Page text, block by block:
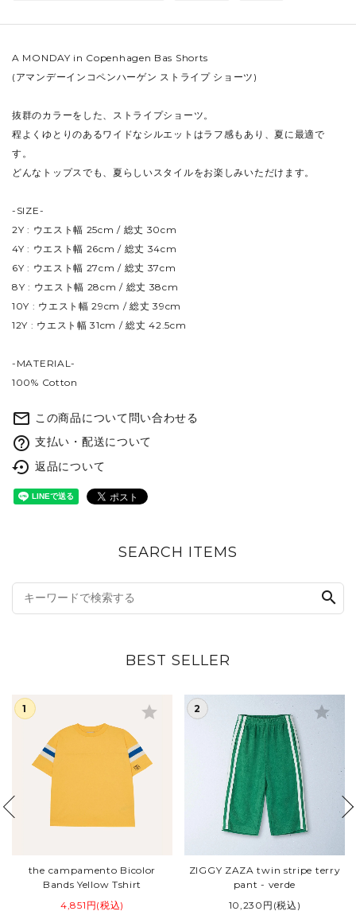
A MONDAY in Copenhagen Bas Shorts
(アマンデーインコペンハーゲン ストライプ ショーツ)
抜群のカラーをした、ストライプショーツ。
程よくゆとりのあるワイドなシルエットはラフ感もあり、夏に最適で
す。
どんなトップスでも、夏らしいスタイルをお楽しみいただけます。
-SIZE-
2Y : ウエスト幅 25cm / 総丈 30cm
4Y : ウエスト幅 26cm / 総丈 34cm
6Y : ウエスト幅 27cm / 総丈 37cm
8Y : ウエスト幅 28cm / 総丈 38cm
10Y : ウエスト幅 29cm / 総丈 39cm
12Y : ウエスト幅 31cm / 総丈 42.5cm
-MATERIAL-
100% Cotton
mail_outline この商品について問い合わせる
help_outline 支払い・配送について
settings_backup_restore 返品について
SEARCH ITEMS
search
BEST SELLER
the campamento Bicolor
Bands Yellow Tshirt
4,851円(税込)
star
ZIGGY ZAZA twin stripe terry
pant - verde
10,230円(税込)
star